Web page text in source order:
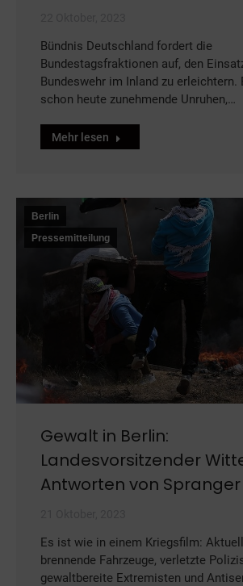
Bündnis Deutschland fordert die
Bundestagsfraktionen auf, den
Bundeswehr im Inland zu erleichtern.
schon heute zunehmende Unruhen,…
Mehr lesen
Berlin
Pressemitteilung
Gewalt in Berlin:
Landesvorsitzender
Antworten von Spranger
Es ist wie in einem Kriegsfilm:
brennende Fahrzeuge, verletzte
gewaltbereite Extremisten und